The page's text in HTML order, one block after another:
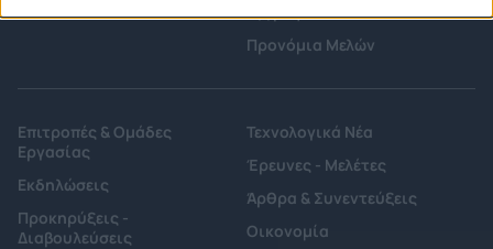
Εγγραφή Νέου Μέλους
Προνόμια Μελών
Επιτροπές & Ομάδες
Εργασίας
Εκδηλώσεις
Προκηρύξεις -
Διαβουλεύσεις
Τεχνολογικά Νέα
Έρευνες - Μελέτες
Άρθρα & Συνεντεύξεις
Οικονομία